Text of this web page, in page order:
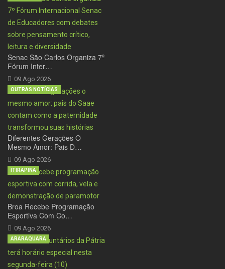
Senac São Carlos Organiza 7º
Fórum Inter…
09 Ago 2026
Diferentes Gerações O
Mesmo Amor: Pais D…
09 Ago 2026
OUTRAS NOTÍCIAS
Broa Recebe Programação
Esportiva Com Co…
09 Ago 2026
ITIRAPINA
ARARAQUARA